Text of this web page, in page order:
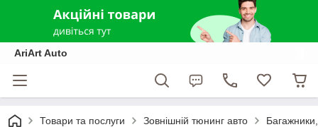
AriArt Auto
Товари та послуги Зовнішній тюнинг авто